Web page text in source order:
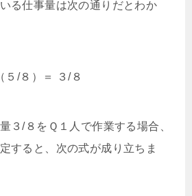
る仕事量は次の通りだとわか
/８）＝ ３/８
３/８をＱ１人で作業する場合、
すると、次の式が成り立ちま